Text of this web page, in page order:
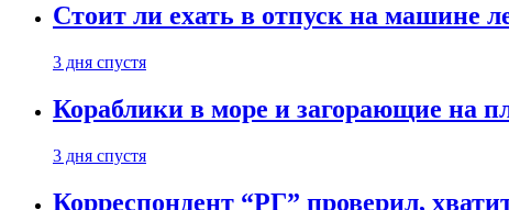
Стоит ли ехать в отпуск на машине
3 дня спустя
Кораблики в море и загорающие на
3 дня спустя
Корреспондент “РГ” проверил,